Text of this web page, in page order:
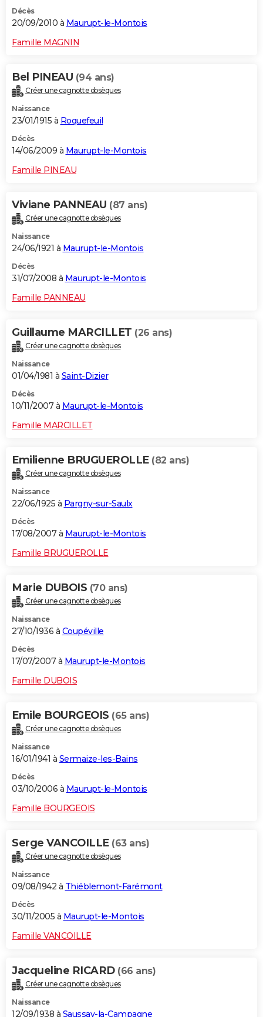
Décès
20/09/2010 à Maurupt-le-Montois
Famille MAGNIN
Bel PINEAU (94 ans)
Créer une cagnotte obsèques
Naissance
23/01/1915 à Roquefeuil
Décès
14/06/2009 à Maurupt-le-Montois
Famille PINEAU
Viviane PANNEAU (87 ans)
Créer une cagnotte obsèques
Naissance
24/06/1921 à Maurupt-le-Montois
Décès
31/07/2008 à Maurupt-le-Montois
Famille PANNEAU
Guillaume MARCILLET (26 ans)
Créer une cagnotte obsèques
Naissance
01/04/1981 à Saint-Dizier
Décès
10/11/2007 à Maurupt-le-Montois
Famille MARCILLET
Emilienne BRUGUEROLLE (82 ans)
Créer une cagnotte obsèques
Naissance
22/06/1925 à Pargny-sur-Saulx
Décès
17/08/2007 à Maurupt-le-Montois
Famille BRUGUEROLLE
Marie DUBOIS (70 ans)
Créer une cagnotte obsèques
Naissance
27/10/1936 à Coupéville
Décès
17/07/2007 à Maurupt-le-Montois
Famille DUBOIS
Emile BOURGEOIS (65 ans)
Créer une cagnotte obsèques
Naissance
16/01/1941 à Sermaize-les-Bains
Décès
03/10/2006 à Maurupt-le-Montois
Famille BOURGEOIS
Serge VANCOILLE (63 ans)
Créer une cagnotte obsèques
Naissance
09/08/1942 à Thiéblemont-Farémont
Décès
30/11/2005 à Maurupt-le-Montois
Famille VANCOILLE
Jacqueline RICARD (66 ans)
Créer une cagnotte obsèques
Naissance
12/09/1938 à Saussay-la-Campagne